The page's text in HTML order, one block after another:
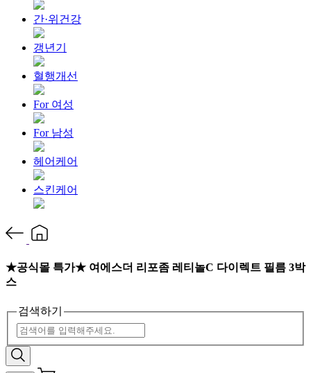
간·위건강
갱년기
혈행개선
For 여성
For 남성
헤어케어
스킨케어
★공식몰 특가★ 여에스더 리포좀 레티놀C 다이렉트 필름 3박
스
검색하기